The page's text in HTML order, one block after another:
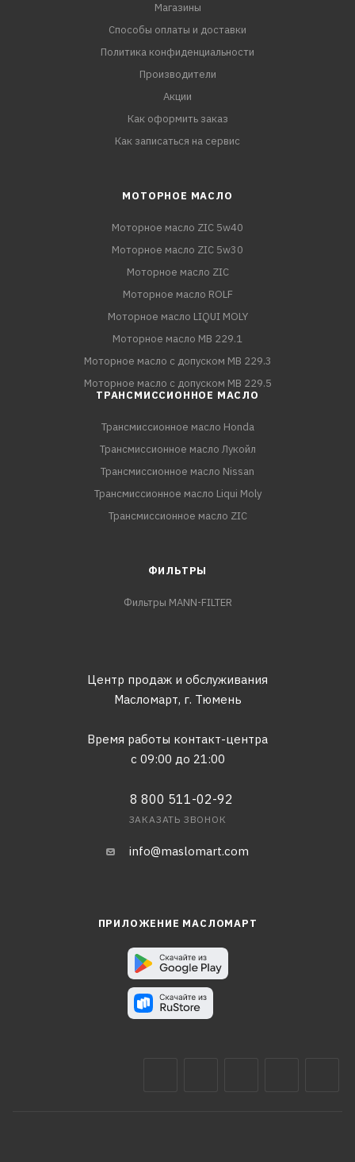
Магазины
Способы оплаты и доставки
Политика конфиденциальности
Производители
Акции
Как оформить заказ
Как записаться на сервис
МОТОРНОЕ МАСЛО
Моторное масло ZIC 5w40
Моторное масло ZIC 5w30
Моторное масло ZIC
Моторное масло ROLF
Моторное масло LIQUI MOLY
Моторное масло MB 229.1
Моторное масло с допуском MB 229.3
Моторное масло с допуском MB 229.5
ТРАНСМИССИОННОЕ МАСЛО
Трансмиссионное масло Honda
Трансмиссионное масло Лукойл
Трансмиссионное масло Nissan
Трансмиссионное масло Liqui Moly
Трансмиссионное масло ZIC
ФИЛЬТРЫ
Фильтры MANN-FILTER
Центр продаж и обслуживания
Масломарт, г. Тюмень
Время работы контакт-центра
с 09:00 до 21:00
8 800 511-02-92
ЗАКАЗАТЬ ЗВОНОК
info@maslomart.com
ПРИЛОЖЕНИЕ МАСЛОМАРТ